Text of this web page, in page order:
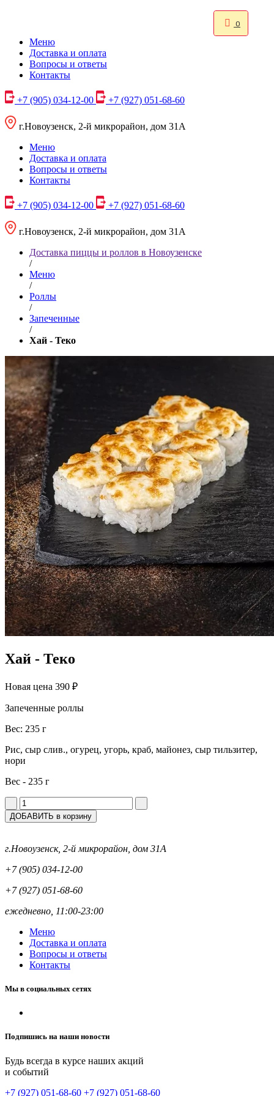
Меню
Доставка и оплата
Вопросы и ответы
Контакты
+7 (905) 034-12-00 +7 (927) 051-68-60
г.Новоузенск, 2-й микрорайон, дом 31А
Меню
Доставка и оплата
Вопросы и ответы
Контакты
+7 (905) 034-12-00 +7 (927) 051-68-60
г.Новоузенск, 2-й микрорайон, дом 31А
0
Доставка пиццы и роллов в Новоузенске
/
Меню
/
Роллы
/
Запеченные
/
Хай - Теко
Хай - Теко
Новая цена 390 ₽
Запеченные роллы
Вес: 235 г
Рис, сыр слив., огурец, угорь, краб, майонез, сыр тильзитер,
нори
Вес - 235 г
ДОБАВИТЬ в корзину
г.Новоузенск, 2-й микрорайон, дом 31А
+7 (905) 034-12-00
+7 (927) 051-68-60
ежедневно, 11:00-23:00
Меню
Доставка и оплата
Вопросы и ответы
Контакты
Мы в социальных сетях
Подпишись на наши новости
Будь всегда в курсе наших акций
и событий
+7 (927) 051-68-60 +7 (927) 051-68-60